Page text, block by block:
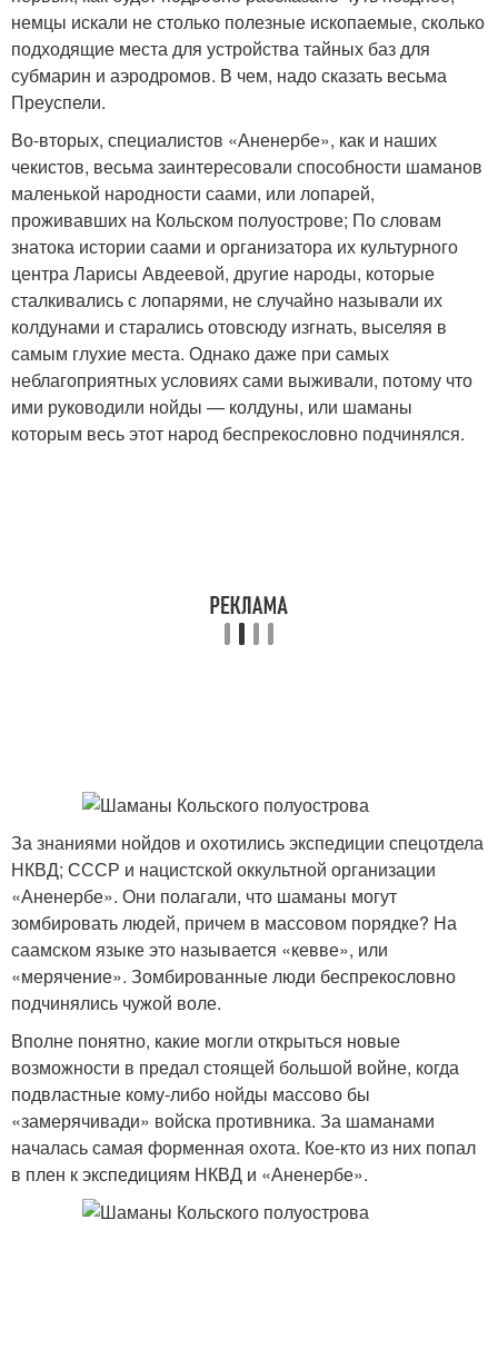
немцы искали не столько полезные ископаемые, сколько
подходящие места для устройства тайных баз для
субмарин и аэродромов. В чем, надо сказать весьма
Преуспели.
Во-вторых, специалистов «Аненербе», как и наших
чекистов, весьма заинтересовали способности шаманов
маленькой народности саами, или лопарей,
проживавших на Кольском полуострове; По словам
знатока истории саами и организатора их культурного
центра Ларисы Авдеевой, другие народы, которые
сталкивались с лопарями, не случайно называли их
колдунами и старались отовсюду изгнать, выселяя в
самым глухие места. Однако даже при самых
неблагоприятных условиях сами выживали, потому что
ими руководили нойды — колдуны, или шаманы
которым весь этот народ беспрекословно подчинялся.
За знаниями нойдов и охотились экспедиции спецотдела
НКВД; СССР и нацистской оккультной организации
«Аненербе». Они полагали, что шаманы могут
зомбировать людей, причем в массовом порядке? На
саамском языке это называется «кевве», или
«мерячение». Зомбированные люди беспрекословно
подчинялись чужой воле.
Вполне понятно, какие могли открыться новые
возможности в предал стоящей большой войне, когда
подвластные кому-либо нойды массово бы
«замерячивади» войска противника. За шаманами
началась самая форменная охота. Кое-кто из них попал
в плен к экспедициям НКВД и «Аненербе».